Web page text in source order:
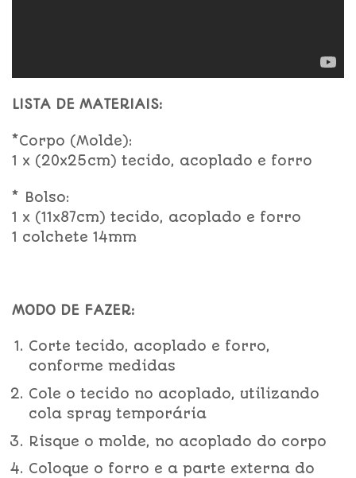
LISTA DE MATERIAIS:
*Corpo (Molde):
1 x (20x25cm) tecido, acoplado e forro
* Bolso:
1 x (11x87cm) tecido, acoplado e forro
1 colchete 14mm
MODO DE FAZER:
Corte tecido, acoplado e forro,
conforme medidas
Cole o tecido no acoplado, utilizando
cola spray temporária
Risque o molde, no acoplado do corpo
Coloque o forro e a parte externa do